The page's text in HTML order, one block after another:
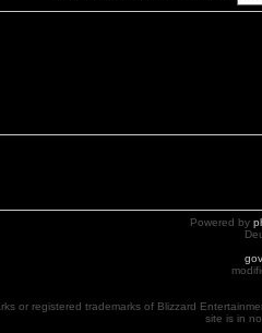
Powered by
or registered trademarks of Blizzard
site is in